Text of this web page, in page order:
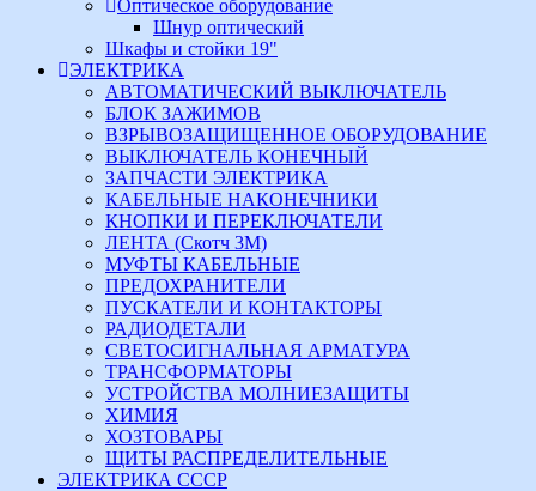
Оптическое оборудование
Шнур оптический
Шкафы и стойки 19"
ЭЛЕКТРИКА
АВТОМАТИЧЕСКИЙ ВЫКЛЮЧАТЕЛЬ
БЛОК ЗАЖИМОВ
ВЗРЫВОЗАЩИЩЕННОЕ ОБОРУДОВАНИЕ
ВЫКЛЮЧАТЕЛЬ КОНЕЧНЫЙ
ЗАПЧАСТИ ЭЛЕКТРИКА
КАБЕЛЬНЫЕ НАКОНЕЧНИКИ
КНОПКИ И ПЕРЕКЛЮЧАТЕЛИ
ЛЕНТА (Скотч 3М)
МУФТЫ КАБЕЛЬНЫЕ
ПРЕДОХРАНИТЕЛИ
ПУСКАТЕЛИ И КОНТАКТОРЫ
РАДИОДЕТАЛИ
СВЕТОСИГНАЛЬНАЯ АРМАТУРА
ТРАНСФОРМАТОРЫ
УСТРОЙСТВА МОЛНИЕЗАЩИТЫ
ХИМИЯ
ХОЗТОВАРЫ
ЩИТЫ РАСПРЕДЕЛИТЕЛЬНЫЕ
ЭЛЕКТРИКА СССР